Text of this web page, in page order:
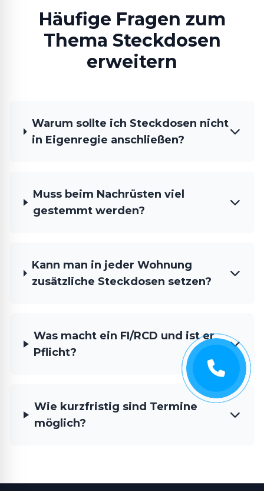
Häufige Fragen zum
Thema Steckdosen
erweitern
Warum sollte ich Steckdosen nicht
in Eigenregie anschließen?
Muss beim Nachrüsten viel
gestemmt werden?
Kann man in jeder Wohnung
zusätzliche Steckdosen setzen?
Was macht ein FI/RCD und ist er
Pflicht?
Wie kurzfristig sind Termine
möglich?